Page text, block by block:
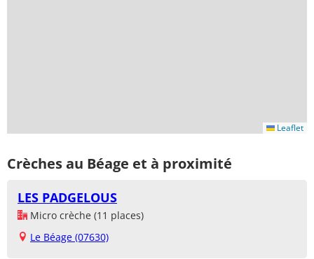
Leaflet
Crèches au Béage et à proximité
LES PADGELOUS
Micro crèche (11 places)
Le Béage (07630)